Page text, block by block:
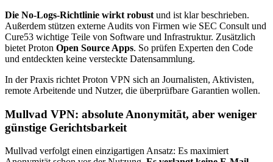
Die No-Logs-Richtlinie wirkt robust und ist klar beschrieben.
Außerdem stützen externe Audits von Firmen wie SEC Consult und
Cure53 wichtige Teile von Software und Infrastruktur. Zusätzlich
bietet Proton Open Source Apps. So prüfen Experten den Code
und entdeckten keine versteckte Datensammlung.
In der Praxis richtet Proton VPN sich an Journalisten, Aktivisten,
remote Arbeitende und Nutzer, die überprüfbare Garantien wollen.
Mullvad VPN: absolute Anonymität, aber weniger
günstige Gerichtsbarkeit
Mullvad verfolgt einen einzigartigen Ansatz: Es maximiert